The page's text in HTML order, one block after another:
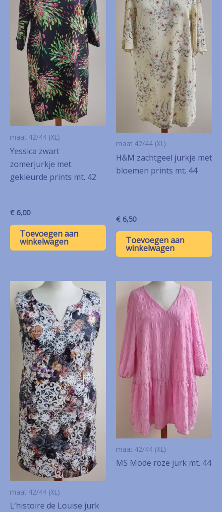
maat 42/44 (XL)
Yessica zwart
zomerjurkje met
gekleurde prints mt. 42
€ 6,00
Toevoegen aan
winkelwagen
maat 42/44 (XL)
H&M zachtgeel jurkje met
bloemen prints mt. 44
€ 6,50
Toevoegen aan
winkelwagen
maat 42/44 (XL)
L’histoire de Louise jurk
maat 42/44 (XL)
MS Mode roze jurk mt. 44